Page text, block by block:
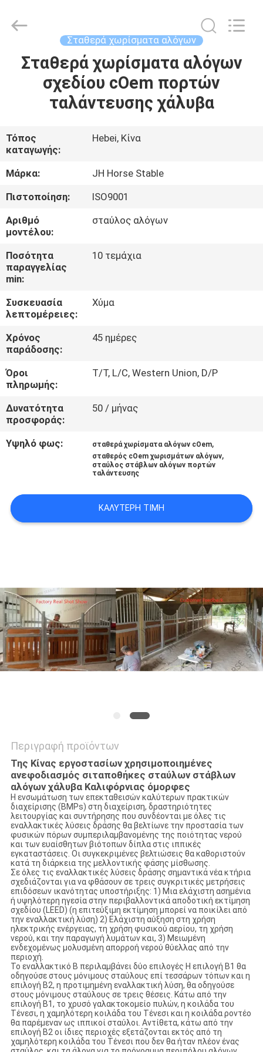
ΣΠΊΤΙ
ΠΡΟΪΌΝΤΑ
ΠΕΡΊΠΟΥ
ΕΜΕΊΣ
ΓΎΡΟΣ
ΕΡΓΟΣΤΑΣΊΩΝ
ΠΟΙΟΤΙΚΌΣ
ΈΛΕΓΧΟΣ
ΜΑΣ
ΕΛΆΤΕ
ΣΕ
ΕΠΑΦΉ
ΜΕ
ΖΗΤΉΣΤΕ
ΈΝΑ
ΑΠΌΣΠΑΣΜΑ
SITEMAP
products
Reserved.
Σταθερά χωρίσματα αλόγων
Σταθερά χωρίσματα αλόγων
σχεδίου cOem πορτών
ταλάντευσης χάλυβα
Τόπος
καταγωγής:
Hebei, Κίνα
Μάρκα:
JH Horse Stable
Πιστοποίηση:
ISO9001
Αριθμό
μοντέλου:
σταύλος αλόγων
Ποσότητα
παραγγελίας
min:
10 τεμάχια
Συσκευασία
λεπτομέρειες:
Χύμα
Χρόνος
παράδοσης:
45 ημέρες
Όροι
πληρωμής:
T/T, L/C, Western Union, D/P
Δυνατότητα
προσφοράς:
50 / μήνας
Υψηλό φως: σταθερά χωρίσματα αλόγων cOem,
σταθερός cOem χωρισμάτων αλόγων,
σταύλος στάβλων αλόγων πορτών
ταλάντευσης
ΚΑΛΎΤΕΡΗ ΤΙΜΉ
Περιγραφή προϊόντων
Της Κίνας εργοστασίων χρησιμοποιημένες
ανεφοδιασμός σιταποθήκες σταύλων στάβλων
αλόγων χάλυβα Καλιφόρνιας όμορφες
Η ενσωμάτωση των επεκταθεισών καλύτερων πρακτικών
διαχείρισης (BMPs) στη διαχείριση, δραστηριότητες
λειτουργίας και συντήρησης που συνδέονται με όλες τις
εναλλακτικές λύσεις δράσης θα βελτίωνε την προστασία των
φυσικών πόρων συμπεριλαμβανομένης της ποιότητας νερού
και των ευαίσθητων βιότοπων δίπλα στις ιππικές
εγκαταστάσεις. Οι συγκεκριμένες βελτιώσεις θα καθοριστούν
κατά τη διάρκεια της μελλοντικής φάσης μίσθωσης.
Σε όλες τις εναλλακτικές λύσεις δράσης σημαντικά νέα κτήρια
σχεδιάζονται για να φθάσουν σε τρεις συγκριτικές μετρήσεις
επιδόσεων ικανότητας υποστήριξης: 1) Μια ελάχιστη ασημένια
ή υψηλότερη ηγεσία στην περιβαλλοντικά αποδοτική εκτίμηση
σχεδίου (LEED) (η επιτεύξιμη εκτίμηση μπορεί να ποικίλει από
την εναλλακτική λύση) 2) Ελάχιστη αύξηση στη χρήση
ηλεκτρικής ενέργειας, τη χρήση φυσικού αερίου, τη χρήση
νερού, και την παραγωγή λυμάτων και, 3) Μειωμένη
ενδεχομένως μολυσμένη απορροή νερού θύελλας από την
περιοχή.
Το εναλλακτικό Β περιλαμβάνει δύο επιλογές Η επιλογή B1 θα
οδηγούσε στους μόνιμους σταύλους επί τεσσάρων τόπων και η
επιλογή B2, η προτιμημένη εναλλακτική λύση, θα οδηγούσε
στους μόνιμους σταύλους σε τρεις θέσεις. Κάτω από την
επιλογή B1, το χρυσό γαλακτοκομείο πυλών, η κοιλάδα του
Τένεσι, η χαμηλότερη κοιλάδα του Τένεσι και η κοιλάδα ροντέο
θα παρέμεναν ως ιππικοί σταύλοι. Αντίθετα, κάτω από την
επιλογή B2 οι ίδιες περιοχές εξετάζονται εκτός από τη
χαμηλότερη κοιλάδα του Τένεσι που δεν θα ήταν πλέον ένας